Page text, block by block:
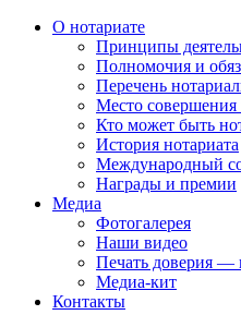
О нотариате
Принципы
Полномочия и
Перечень
Место совершения
Кто может быть
История нотариата
Международный
Награды и премии
Медиа
Фотогалерея
Наши видео
Печать доверия —
Медиа-кит
Контакты